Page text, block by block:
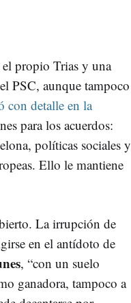
propio Trias y una
PSC, aunque tampoco
con detalle en la
para los acuerdos:
políticas sociales y
Ello le mantiene
La irrupción de
en el antídoto de
, “con un suelo
ganadora, tampoco a